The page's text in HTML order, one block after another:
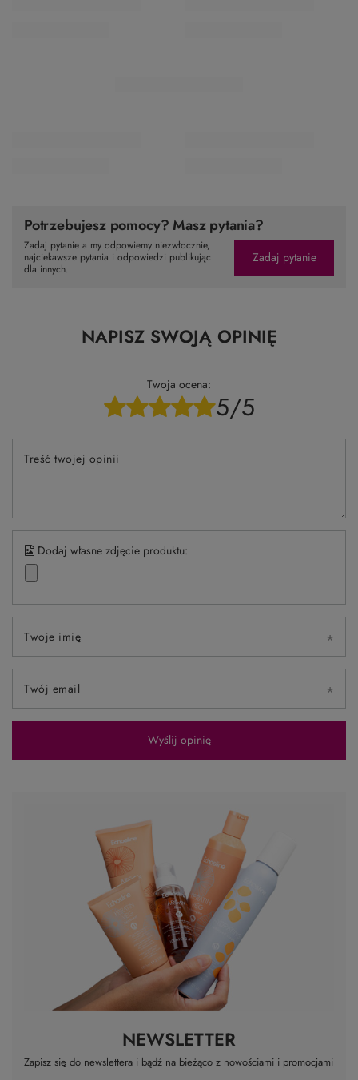
Potrzebujesz pomocy? Masz pytania?
Zadaj pytanie a my odpowiemy niezwłocznie,
najciekawsze pytania i odpowiedzi publikując
dla innych.
Zadaj pytanie
NAPISZ SWOJĄ OPINIĘ
Twoja ocena:
5/5
Treść twojej opinii
Dodaj własne zdjęcie produktu:
Twoje imię
Twój email
Wyślij opinię
NEWSLETTER
Zapisz się do newslettera i bądź na bieżąco z nowościami i promocjami